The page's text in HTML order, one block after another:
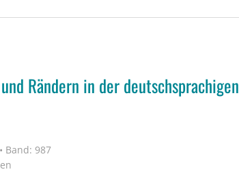
Rändern in der deutschsprachigen
• Band: 987